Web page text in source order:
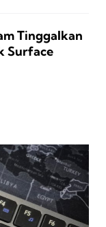
Tinggalkan
Surface